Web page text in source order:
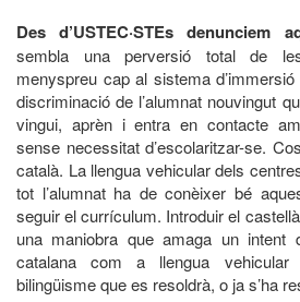
Des d’USTEC·STEs denunciem
sembla una perversió total de
menyspreu cap al sistema
discriminació de l’alumnat nouvingut
vingui, aprèn i entra en contacte
sense necessitat d’escolaritzar-se.
català. La llengua vehicular dels
tot l’alumnat ha de conèixer bé
seguir el currículum. Introduir el
una maniobra que amaga un intent
catalana com a llengua
bilingüisme que es resoldrà, o ja s’ha